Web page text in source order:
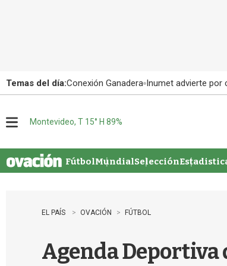
Temas del día:Conexión Ganadera Inumet advierte por
u
Montevideo, T 15° H 89%
FútbolMundialSelección
EL PAÍS OVACIÓN FÚTBOL
Agenda Deportiva